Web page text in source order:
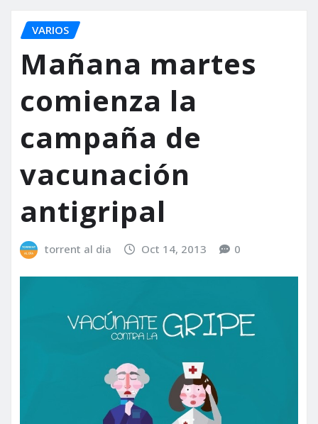
VARIOS
Mañana martes
comienza la
campaña de
vacunación
antigripal
torrent al dia Oct 14, 2013 0